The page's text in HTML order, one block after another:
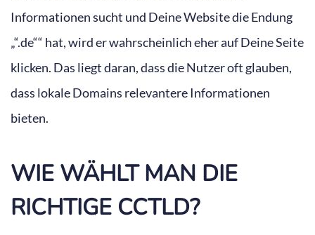
Informationen sucht und Deine Website die Endung
„“.de““ hat, wird er wahrscheinlich eher auf Deine Seite
klicken. Das liegt daran, dass die Nutzer oft glauben,
dass lokale Domains relevantere Informationen
bieten.
WIE WÄHLT MAN DIE
RICHTIGE CCTLD?